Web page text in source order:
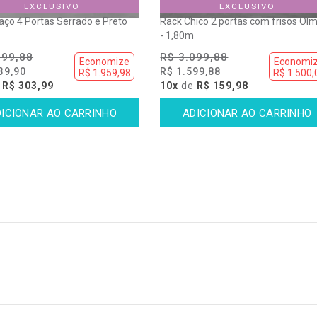
EXCLUSIVO
4 Portas Serrado e Preto
Economize
R$ 1.959,98
R$ 303,99
EXCLUSIVO
Rack Chico 2 portas com frisos
- 1,80m
R$ 3.099,88
R$ 1.599,88
R$
10x de R$ 159,98